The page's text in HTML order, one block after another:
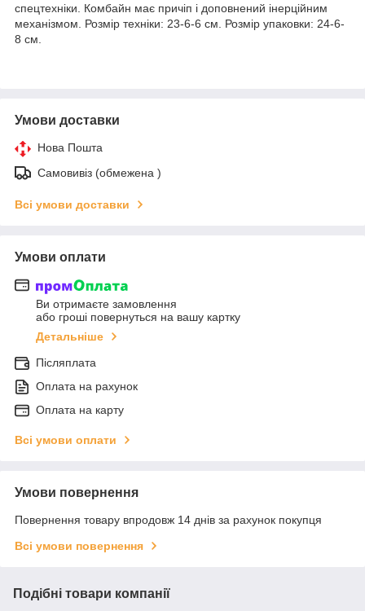
спецтехніки. Комбайн має причіп і доповнений інерційним
механізмом. Розмір техніки: 23-6-6 см. Розмір упаковки: 24-6-
8 см.
Умови доставки
Нова Пошта
Самовивіз (обмежена )
Всі умови доставки
Умови оплати
Ви отримаєте замовлення
або гроші повернуться на вашу картку
Детальніше
Післяплата
Оплата на рахунок
Оплата на карту
Всі умови оплати
Умови повернення
Повернення товару впродовж 14 днів за рахунок покупця
Всі умови повернення
Подібні товари компанії